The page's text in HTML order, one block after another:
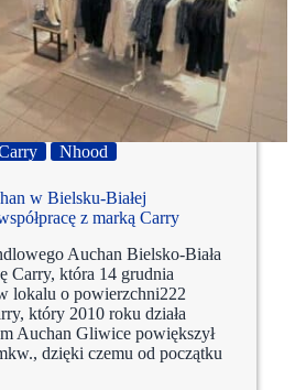
Nhood
w Bielsku-Białej
z marką Carry
Auchan Bielsko-Biała
Carry, która 14 grudnia
lokalu o powierzchni222
który 2010 roku działa
Auchan Gliwice powiększył
dzięki czemu od początku